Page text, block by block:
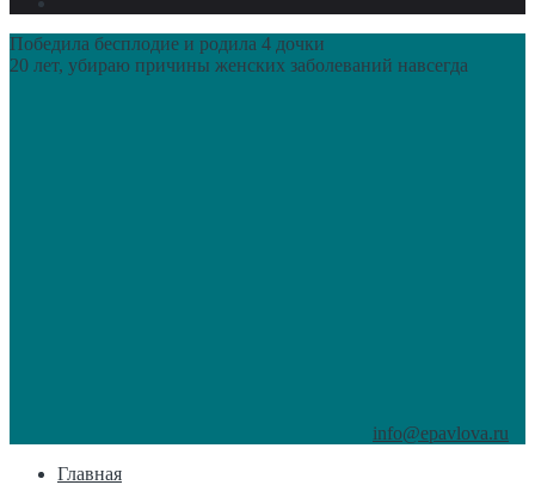
Победила бесплодие и родила 4 дочки
20 лет, убираю причины женских заболеваний навсегда
info@epavlova.ru
Главная